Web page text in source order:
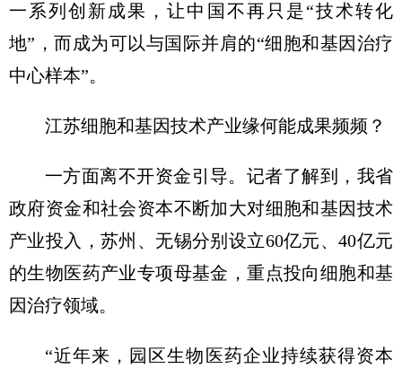
一系列创新成果，让中国不再只是“技术转化
地”，而成为可以与国际并肩的“细胞和基因治疗
中心样本”。
江苏细胞和基因技术产业缘何能成果频频？
一方面离不开资金引导。记者了解到，我省
政府资金和社会资本不断加大对细胞和基因技术
产业投入，苏州、无锡分别设立60亿元、40亿元
的生物医药产业专项母基金，重点投向细胞和基
因治疗领域。
“近年来，园区生物医药企业持续获得资本